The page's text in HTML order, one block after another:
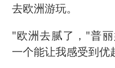
去欧洲游玩。
"欧洲去腻了，"普
一个能让我感受到优